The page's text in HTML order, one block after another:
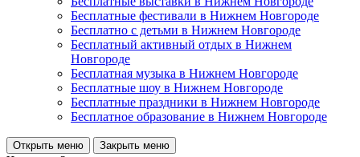
Бесплатные фестивали в Нижнем Новгороде
Бесплатно с детьми в Нижнем Новгороде
Бесплатный активный отдых в Нижнем
Новгороде
Бесплатная музыка в Нижнем Новгороде
Бесплатные шоу в Нижнем Новгороде
Бесплатные праздники в Нижнем Новгороде
Бесплатное образование в Нижнем Новгороде
Открыть меню Закрыть меню